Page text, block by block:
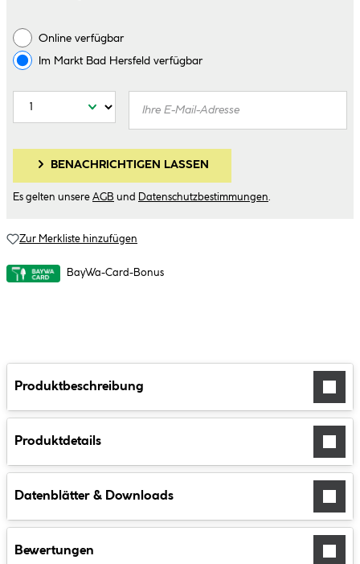
Online verfügbar
Im Markt Bad Hersfeld verfügbar
BENACHRICHTIGEN LASSEN
Es gelten unsere AGB und Datenschutzbestimmungen
Zur Merkliste hinzufügen
BayWa-Card-Bonus
Produktbeschreibung
Produktdetails
Datenblätter & Downloads
Bewertungen